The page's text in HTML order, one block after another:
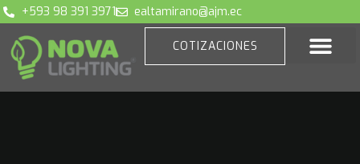
+593 98 391 3971 ealtamirano@ajm.ec
COTIZACIONES